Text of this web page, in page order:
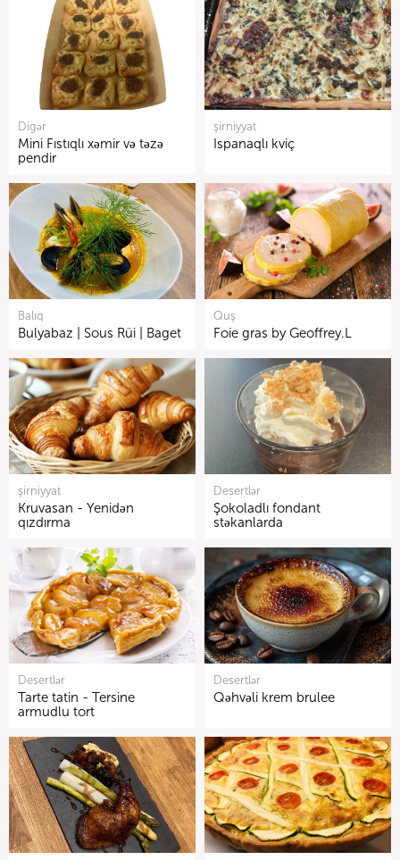
Digər
Mini Fıstıqlı xəmir və təzə
pendir
şirniyyat
Ispanaqlı kviç
Balıq
Bulyabaz | Sous Rüi | Baget
Quş
Foie gras by Geoffrey.L
şirniyyat
Kruvasan - Yenidən
qızdırma
Desertlər
Şokoladlı fondant
stəkanlarda
Desertlər
Tarte tatin - Tersine
armudlu tort
Desertlər
Qəhvəli krem brulee